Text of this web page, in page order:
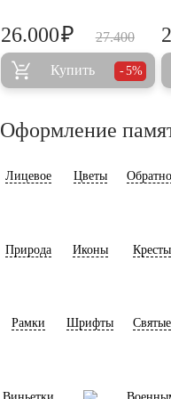
27.400
26.000₽
Купить 5%
Оформление
Лицевое Цветы
Природа Иконы Кресты
Рамки Шрифты Святые